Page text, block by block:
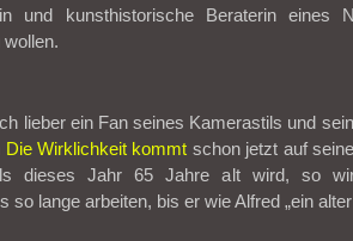
und kunsthistorische Beraterin eines
lieber ein Fan seines Kamerastils und
Die Wirklichkeit kommt schon jetzt auf
dieses Jahr 65 Jahre alt wird, so
so lange arbeiten, bis er wie Alfred „ein